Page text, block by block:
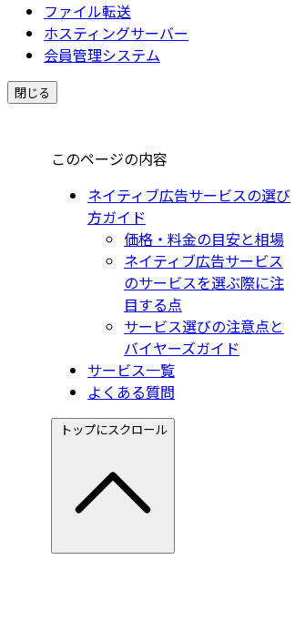
ファイル転送
ホスティングサーバー
会員管理システム
閉じる
このページの内容
ネイティブ広告サービスの選び
方ガイド
価格・料金の目安と相場
ネイティブ広告サービス
のサービスを選ぶ際に注
目する点
サービス選びの注意点と
バイヤーズガイド
サービス一覧
よくある質問
トップにスクロール